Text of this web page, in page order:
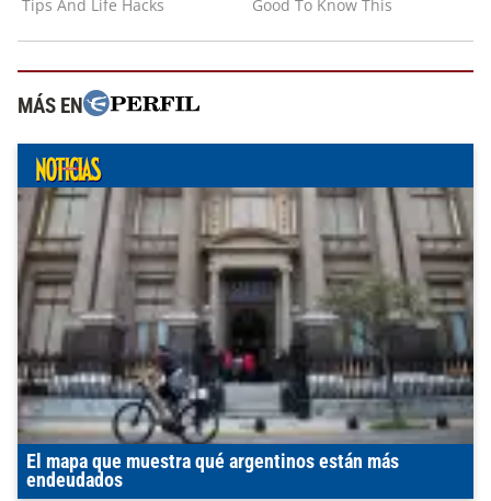
MÁS EN
El mapa que muestra qué argentinos están más
endeudados